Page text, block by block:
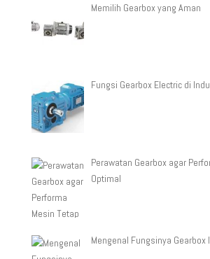
Memilih Gearbox yang Aman
Fungsi Gearbox Electric di
Perawatan Gearbox agar
Optimal
Mengenal Fungsinya Gearbox